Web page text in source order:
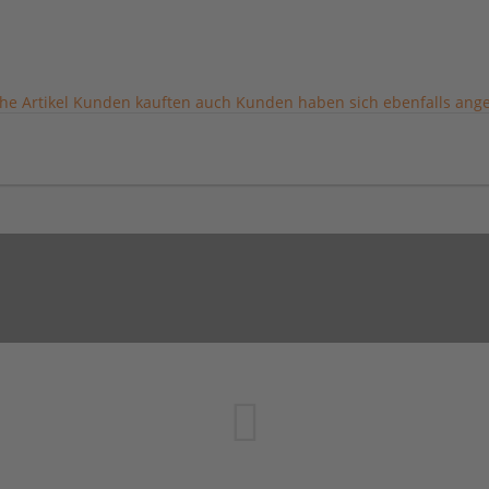
Artikel Kunden kauften auch Kunden haben sich ebenfalls